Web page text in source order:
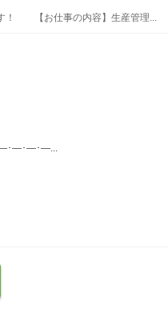
！ 【お仕事の内容】生産管理...
･―･―･―...